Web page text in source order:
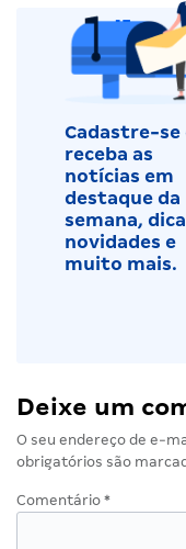
Cadastre-se
receba as
notícias em
destaque da
semana,
novidades e
muito mais.
Deixe um
O seu endereço de e-
obrigatórios são
Comentário *